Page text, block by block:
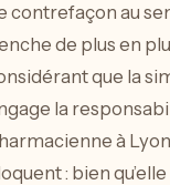
contrefaçon au
de plus en
que la
la
à
: bien